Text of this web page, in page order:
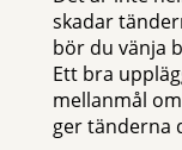
skadar
bör du vänja
Ett bra
mellanmål
ger tänderna